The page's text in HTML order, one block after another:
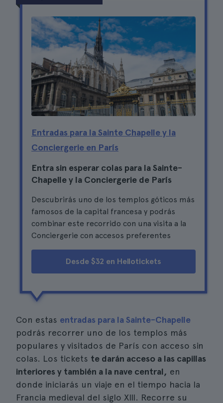
Entradas para la Sainte Chapelle y la
Conciergerie en París
Entra sin esperar colas para la Sainte-
Chapelle y la Conciergerie de París
Descubrirás uno de los templos góticos más
famosos de la capital francesa y podrás
combinar este recorrido con una visita a la
Conciergerie con accesos preferentes
Desde $32 en Hellotickets
Con estas entradas para la Sainte-Chapelle
podrás recorrer uno de los templos más
populares y visitados de París con acceso sin
colas. Los tickets te darán acceso a las capillas
interiores y también a la nave central, en
donde iniciarás un viaje en el tiempo hacia la
Francia medieval del siglo XIII. Recorre su